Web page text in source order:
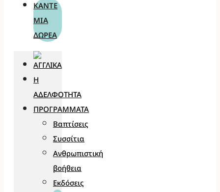
ΚΆΝΤΕ
ΜΊΑ
ΔΩΡΕΆ
Η
ΑΔΕΛΦΌΤΗΤΑ
ΠΡΟΓΡΆΜΜΑΤΑ
Βαπτίσεις
Συσσίτια
Ανθρωπιστική
βοήθεια
Εκδόσεις